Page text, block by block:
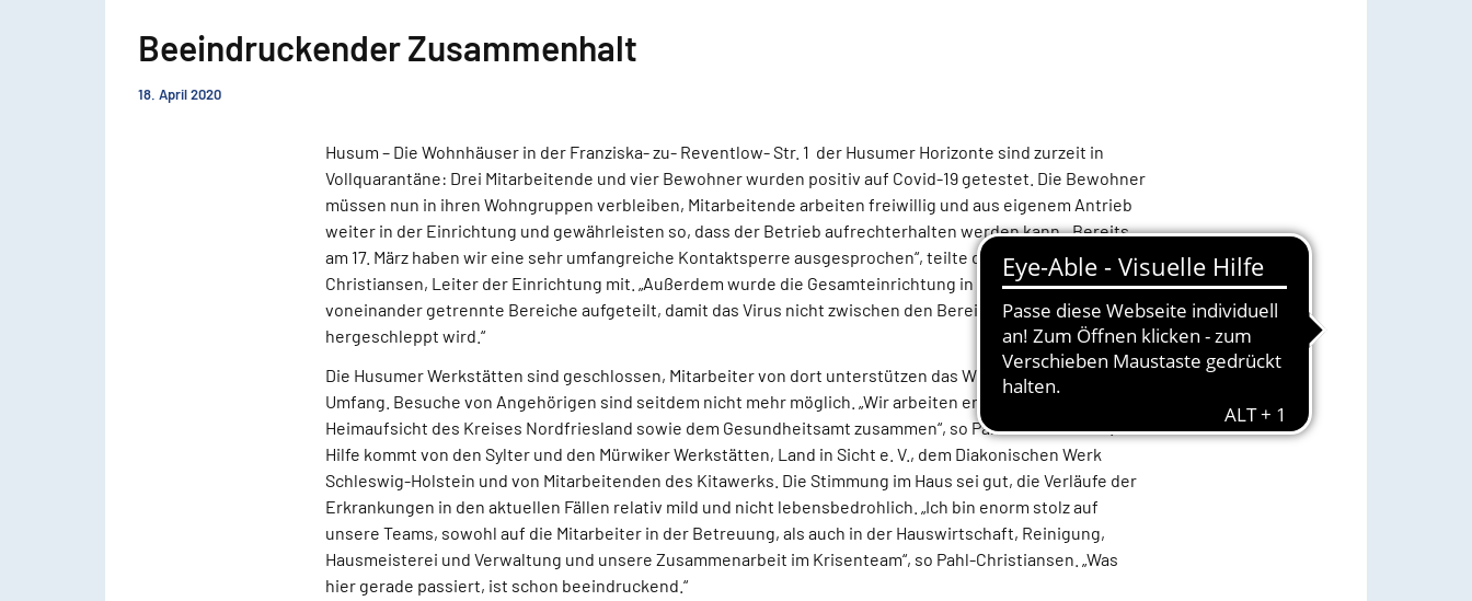
Beeindruckender Zusammenhalt
18. April 2020
Husum – Die Wohnhäuser in der Franziska- zu- Reventlow- Str. 1 der Husumer Horizonte sind zurzeit in
Vollquarantäne: Drei Mitarbeitende und vier Bewohner wurden positiv auf Covid-19 getestet. Die Bewohner
müssen nun in ihren Wohngruppen verbleiben, Mitarbeitende arbeiten freiwillig und aus eigenem Antrieb
weiter in der Einrichtung und gewährleisten so, dass der Betrieb aufrechterhalten werden kann. „Bereits
am 17. März haben wir eine sehr umfangreiche Kontaktsperre ausgesprochen“, teilte dazu Hans Pahl-
Christiansen, Leiter der Einrichtung mit. „Außerdem wurde die Gesamteinrichtung in fünf personell
voneinander getrennte Bereiche aufgeteilt, damit das Virus nicht zwischen den Bereichen hin- und
hergeschleppt wird.“
Die Husumer Werkstätten sind geschlossen, Mitarbeiter von dort unterstützen das Wohnheim in großem
Umfang. Besuche von Angehörigen sind seitdem nicht mehr möglich. „Wir arbeiten eng mit der
Heimaufsicht des Kreises Nordfriesland sowie dem Gesundheitsamt zusammen“, so Pahl-Christiansen.
Hilfe kommt von den Sylter und den Mürwiker Werkstätten, Land in Sicht e. V., dem Diakonischen Werk
Schleswig-Holstein und von Mitarbeitenden des Kitawerks. Die Stimmung im Haus sei gut, die Verläufe der
Erkrankungen in den aktuellen Fällen relativ mild und nicht lebensbedrohlich. „Ich bin enorm stolz auf
unsere Teams, sowohl auf die Mitarbeiter in der Betreuung, als auch in der Hauswirtschaft, Reinigung,
Hausmeisterei und Verwaltung und unsere Zusammenarbeit im Krisenteam“, so Pahl-Christiansen. „Was
hier gerade passiert, ist schon beeindruckend.“